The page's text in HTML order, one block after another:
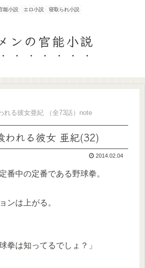
能小説 エロ小説 寝取られ小説
ンの官能小説
れる彼女亜紀 （全73話）note
われる彼女 亜紀(32)
2014.02.04
番中の定番である野球拳。
ンは上がる。
拳は知ってるでしょ？」